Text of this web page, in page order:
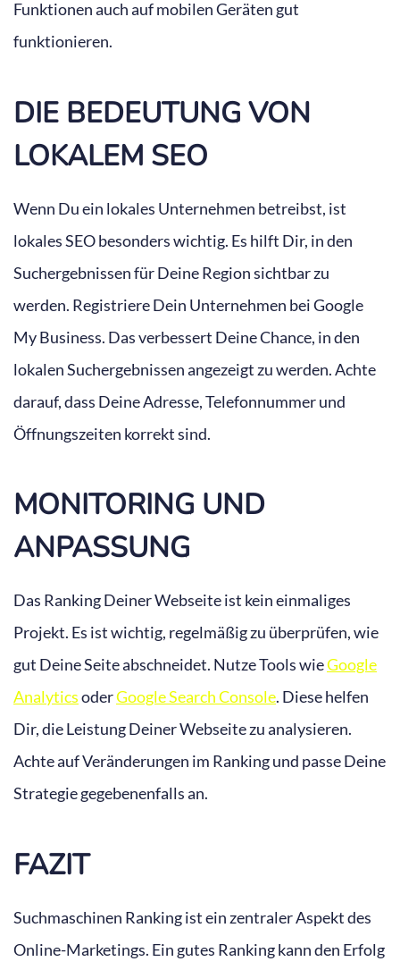
Funktionen auch auf mobilen Geräten gut
funktionieren.
DIE BEDEUTUNG VON
LOKALEM SEO
Wenn Du ein lokales Unternehmen betreibst, ist
lokales SEO besonders wichtig. Es hilft Dir, in den
Suchergebnissen für Deine Region sichtbar zu
werden. Registriere Dein Unternehmen bei Google
My Business. Das verbessert Deine Chance, in den
lokalen Suchergebnissen angezeigt zu werden. Achte
darauf, dass Deine Adresse, Telefonnummer und
Öffnungszeiten korrekt sind.
MONITORING UND
ANPASSUNG
Das Ranking Deiner Webseite ist kein einmaliges
Projekt. Es ist wichtig, regelmäßig zu überprüfen, wie
gut Deine Seite abschneidet. Nutze Tools wieGoogle
AnalyticsoderGoogle Search Console. Diese helfen
Dir, die Leistung Deiner Webseite zu analysieren.
Achte auf Veränderungen im Ranking und passe Deine
Strategie gegebenenfalls an.
FAZIT
Suchmaschinen Ranking ist ein zentraler Aspekt des
Online-Marketings. Ein gutes Ranking kann den Erfolg